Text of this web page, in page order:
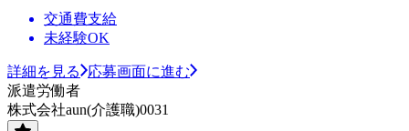
交通費支給
未経験OK
詳細を見る
応募画面に進む
派遣労働者
株式会社aun(介護職)0031